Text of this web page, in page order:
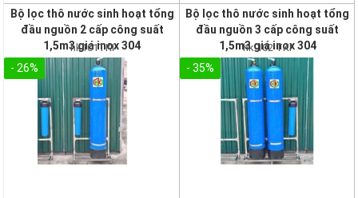
Bộ lọc thô nước sinh hoạt tổng
đầu nguồn 2 cấp công suất
1,5m3 giá inox 304
hk101TKI
- 26%
Bộ lọc thô nước sinh hoạt tổng
đầu nguồn 3 cấp công suất
1,5m3 giá inox 304
hk 102 TKI
- 35%